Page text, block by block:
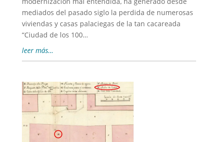
mediados del pasado siglo la perdida de numerosas
viviendas y casas palaciegas de la tan cacareada
“Ciudad de los 100…
leer más…